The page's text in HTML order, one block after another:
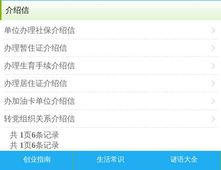
介绍信
单位办理社保介绍信
办理暂住证介绍信
办理生育手续介绍信
办理居住证介绍信
办加油卡单位介绍信
转党组织关系介绍信
共 1页6条记录
共 1页6条记录
创业指南 生活常识 谜语大全